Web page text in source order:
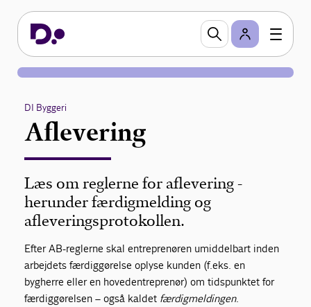
DI Byggeri
Aflevering
Læs om reglerne for aflevering -
herunder færdigmelding og
afleveringsprotokollen.
Efter AB-reglerne skal entreprenøren umiddelbart inden
arbejdets færdiggørelse oplyse kunden (f.eks. en
bygherre eller en hovedentreprenør) om tidspunktet for
færdiggørelsen – også kaldet færdigmeldingen.